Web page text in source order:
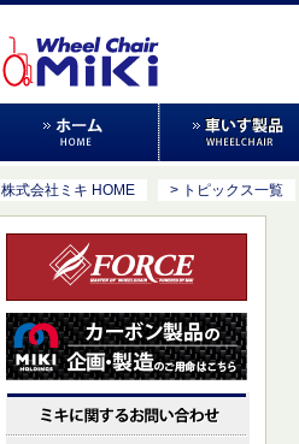
株式会社ミキ HOME > トピックス一覧